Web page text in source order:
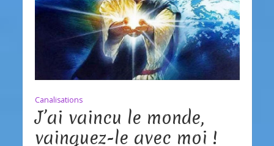
Canalisations
J’ai vaincu le monde,
vainquez-le avec moi !